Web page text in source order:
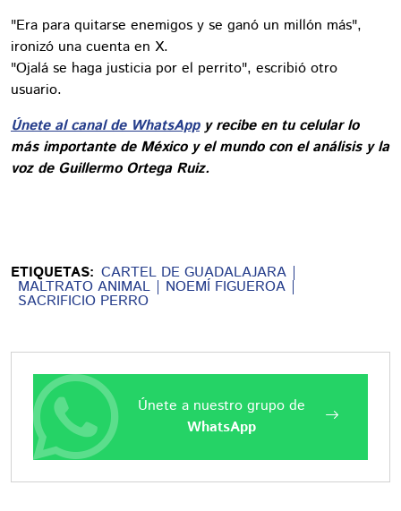
"Era para quitarse enemigos y se ganó un millón más",
ironizó una cuenta en X.
"Ojalá se haga justicia por el perrito", escribió otro
usuario.
Únete al canal de WhatsAppy recibe en tu celular lo
más importante de México y el mundo con el análisis y la
voz de Guillermo Ortega Ruiz.
ETIQUETAS: CARTEL DE GUADALAJARA
MALTRATO ANIMAL NOEMÍ FIGUEROA
SACRIFICIO PERRO
Únete a nuestro grupo de
WhatsApp